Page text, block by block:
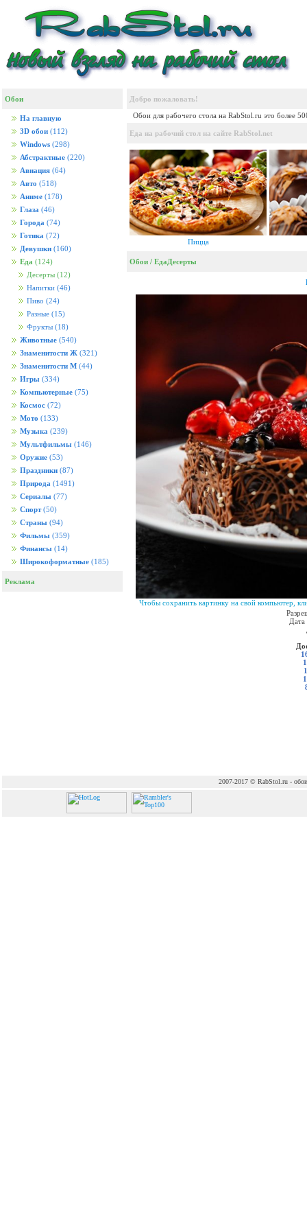
Обои
На главную
3D обои (112)
Windows (298)
Абстрактные (220)
Авиация (64)
Авто (518)
Аниме (178)
Глаза (46)
Города (74)
Готика (72)
Девушки (160)
Еда (124)
Десерты (12)
Напитки (46)
Пиво (24)
Разные (15)
Фрукты (18)
Животные (540)
Знаменитости Ж (321)
Знаменитости М (44)
Игры (334)
Компьютерные (75)
Космос (72)
Мото (133)
Музыка (239)
Мультфильмы (146)
Оружие (53)
Праздники (87)
Природа (1491)
Сериалы (77)
Спорт (50)
Страны (94)
Фильмы (359)
Финансы (14)
Широкоформатные (185)
Реклама
Добро пожаловать!
Обои для рабочего стола на RabStol.ru это более
Еда на рабочий стол на сайте RabStol.net
Пицца
Обои / ЕдаДесерты
Чтобы сохранить картинку на свой компьютер,
Дата
2007-2017 © RabStol.ru - обои